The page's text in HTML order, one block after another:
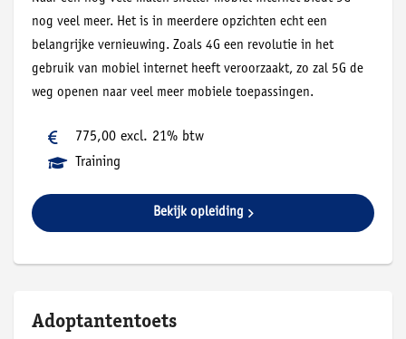
nog veel meer. Het is in meerdere opzichten echt een
belangrijke vernieuwing. Zoals 4G een revolutie in het
gebruik van mobiel internet heeft veroorzaakt, zo zal 5G de
weg openen naar veel meer mobiele toepassingen.
775,00 excl. 21% btw
Training
Bekijk opleiding
Adoptantentoets